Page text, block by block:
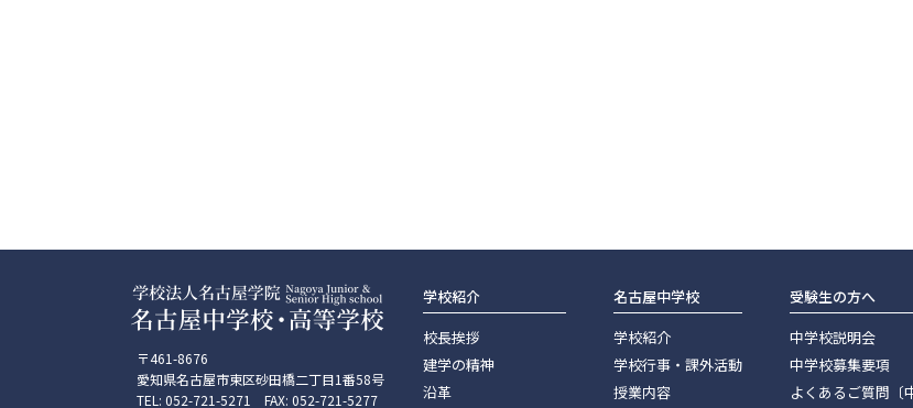
〒461-8676
愛知県名古屋市東区砂田橋二丁目1番58号
TEL: 052-721-5271 FAX: 052-721-5277
学校紹介
校長挨拶
建学の精神
沿革
名古屋中学校
学校紹介
学校行事・課外活動
授業内容
受験生の方へ
中学校説明会
中学校募集要項
よくあるご質問〔